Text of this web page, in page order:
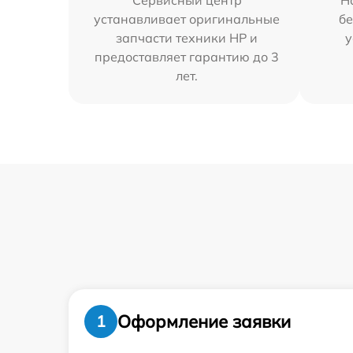
устанавливает оригинальные
запчасти техники HP и
предоставляет гарантию до 3
лет.
1
Оформление заявки